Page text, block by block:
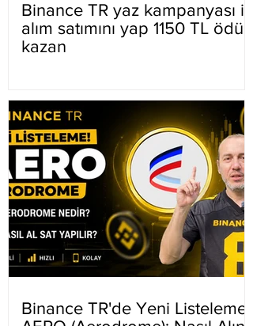
Binance TR yaz kampanyası ilk
alım satımını yap 1150 TL ödül
kazan
Binance TR'de Yeni Listeleme